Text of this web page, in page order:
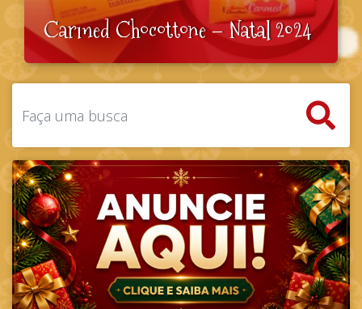
Carmed Chocottone – Natal 2024